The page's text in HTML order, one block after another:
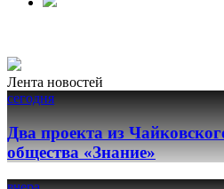
Лента новостей
сегодня
Два проекта из
общества «Знание»